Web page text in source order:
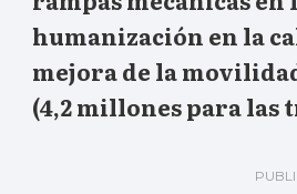
humanización en la
mejora de la
(4,2 millones para las